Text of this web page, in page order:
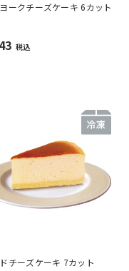
ークチーズケーキ 6カット
税込
チーズケーキ 7カット